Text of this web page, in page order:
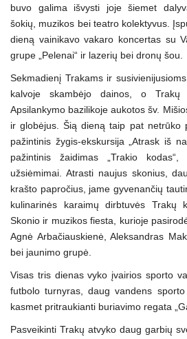
buvo galima išvysti joje šiemet
šokių, muzikos bei teatro kolektyvus.
dieną vainikavo vakaro koncertas su
grupe „Pelenai“ ir lazerių bei dronų šou.
Sekmadienį Trakams ir
kalvoje skambėjo dainos, o Trakų
Apsilankymo bazilikoje aukotos šv.
ir globėjus. Šią dieną taip pat netrūko
pažintinis žygis-ekskursija „Atrask iš
pažintinis žaidimas „Trakio
užsiėmimai. Atrasti naujus skonius,
krašto papročius, jame gyvenančių
kulinarinės karaimų dirbtuvės Trakų
Skonio ir muzikos fiesta, kurioje
Agnė Arbačiauskienė, Aleksandras
bei jaunimo grupė.
Visas tris dienas vyko įvairios sporto
futbolo turnyras, daug vandens
kasmet pritraukianti buriavimo regata
Pasveikinti Trakų atvyko daug garbių